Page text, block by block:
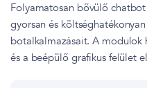
Folyamatosan bővülő
gyorsan és
botalkalmazásait. A modulok
és a beépülő grafikus felület